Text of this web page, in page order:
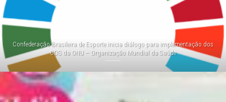
Confederação Brasileira de Esporte inicia diálogo para implementação dos
ODS da ONU – Organização Mundial da Saúde